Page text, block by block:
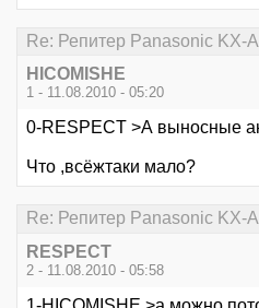
Re: Репитер Panasonic KX-
HICOMISHE
1 - 11.08.2010 - 05:20
0-RESPECT >А выносные
Что ,всёжтаки мало?
Re: Репитер Panasonic KX-
RESPECT
2 - 11.08.2010 - 05:58